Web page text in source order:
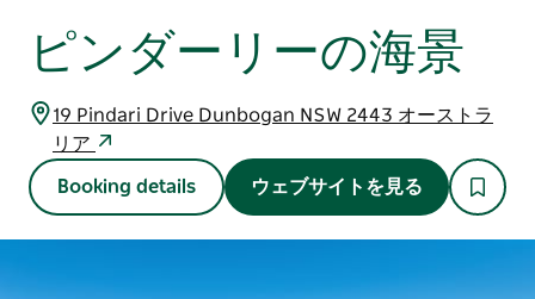
ピンダーリーの海景
19 Pindari Drive Dunbogan NSW 2443 オーストラ
リア
Booking details ウェブサイトを見る